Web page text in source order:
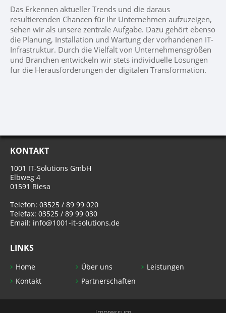
Das Erkennen aktueller Trends und die daraus
resultierenden Chancen für Ihr Unternehmen aufzuzeigen,
sehen wir als unsere zentrale Aufgabe. Dazu gehört ebenso
die Planung, Installation und Wartung der vorhandenen IT-
Infrastruktur. Durch die Vielfalt von Unternehmensgrößen
und Branchen entwickeln wir stets individuelle Lösungen
für die Herausforderungen der digitalen Transformation.
KONTAKT
1001 IT-Solutions GmbH
Elbweg 4
01591 Riesa
Telefon: 03525 / 89 99 020
Telefax: 03525 / 89 99 030
Email: info@1001-it-solutions.de
LINKS
Home Über uns
Leistungen
Kontakt
Partnerschaften